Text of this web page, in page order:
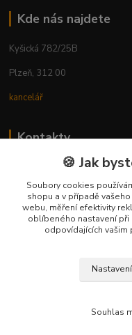
Kde nás najdete
Kyšická 782/25B
Plzeň, 312 00
kancelář
Kontakty
Ing. Michal
+420 603
(Po-Pá, 10-17
info@vyhodnynakup.eu
🍪 Jak
Soubory cookies
shopu a v případě
webu, měření efektivity
oblíbeného nastavení při
odpovídajících vašim
Nastavení
Souhlas